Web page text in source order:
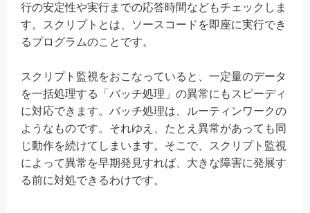
行の安定性や実行までの応答時間などもチェックしま
す。スクリプトとは、ソースコードを即座に実行でき
るプログラムのことです。
スクリプト監視をおこなっていると、一定量のデータ
を一括処理する「バッチ処理」の異常にもスピーディ
に対応できます。バッチ処理は、ルーティンワークの
ようなものです。それゆえ、たとえ異常があっても同
じ動作を続けてしまいます。そこで、スクリプト監視
によって異常を早期発見すれば、大きな障害に発展す
る前に対処できるわけです。